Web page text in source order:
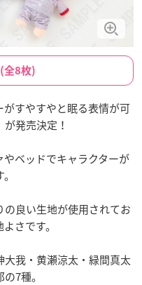
全8枚)
がすやすやと眠る表情が可
発売決定！
ベッドでキャラクターが
良い生地が使用されてお
さです。
我・黄瀬涼太・緑間真太
7種。